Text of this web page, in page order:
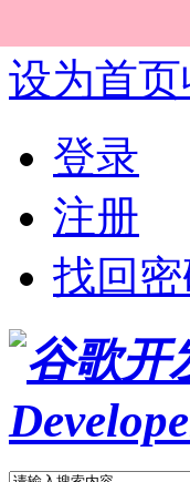
设为首页
登录
注册
找回